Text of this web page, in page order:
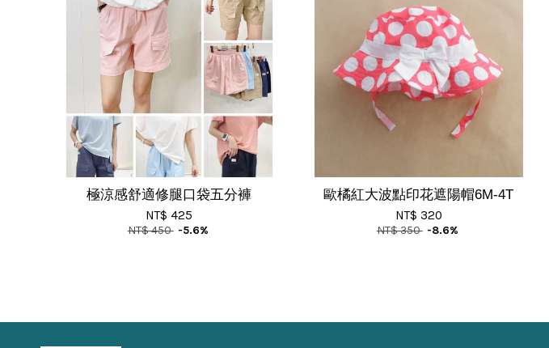
極涼感舒適修腿口袋五分褲
NT$ 425
NT$ 450 -5.6%
歐橘紅大波點印花遮陽帽6M-4T
NT$ 320
NT$ 350 -8.6%